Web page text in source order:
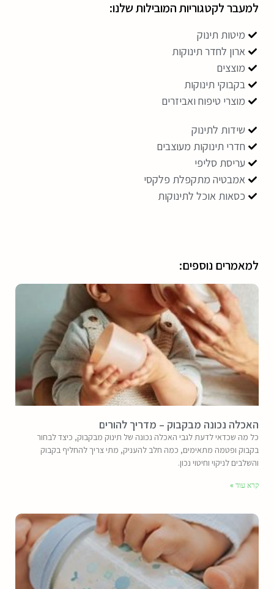
למעבר לקטגוריות המובילות שלנו:
מיטות תינוק
ארון לחדר תינוקות
מוצצים
בקבוקי תינוקות
מוצרי טיפוח ואביזרים
שידות לתינוק
חדרי תינוקות מעוצבים
עריסת סליפי
אמבטיה מתקפלת פלקסי
כסאות אוכל לתינוקות
למאמרים נוספים:
האכלה נכונה מבקבוק – מדריך להורים
כל מה שכדאי לדעת לגבי האכלה נכונה של תינוק מבקבוק, כיצד לבחור
בקבוק ופטמה מתאימים, כמה חלב להעניק, מתי צריך להחליף בקבוק
והשלבים לניקוי וחיטוי נכון.
קרא עוד »